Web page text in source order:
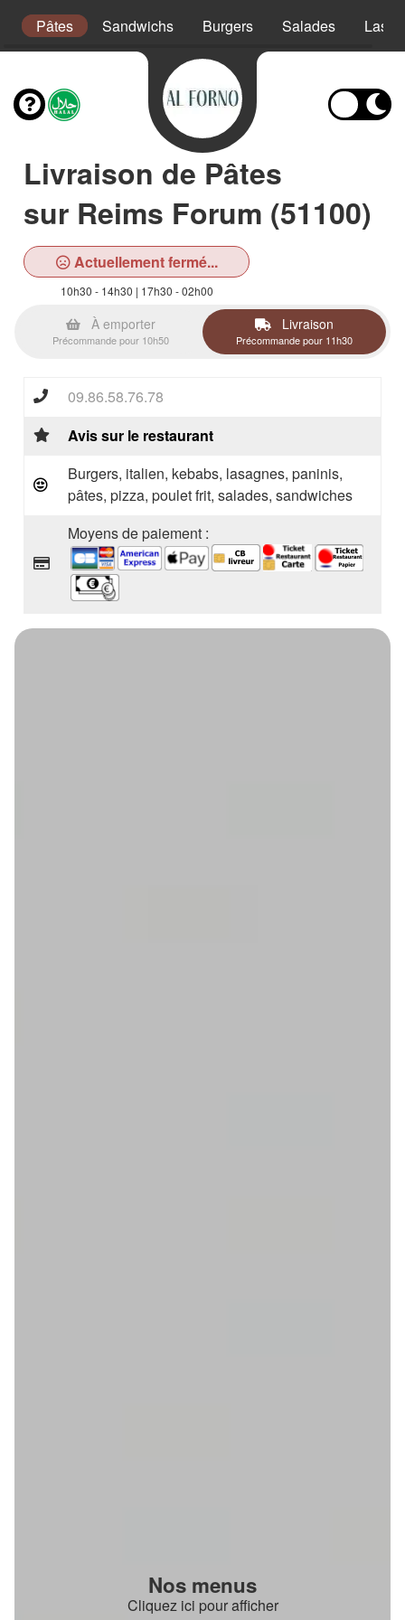
Pâtes Sandwichs Burgers Salades
Livraison de Pâtes
sur Reims Forum (51100)
Actuellement fermé...
10h30 - 14h30 | 17h30 - 02h00
À emporter
Précommande pour 10h50
Livraison
Précommande pour 11h30
09.86.58.76.78
Avis sur le restaurant
Burgers, italien, kebabs, lasagnes, paninis,
pâtes, pizza, poulet frit, salades, sandwiches
Moyens de paiement :
Nos menus
Cliquez ici pour afficher